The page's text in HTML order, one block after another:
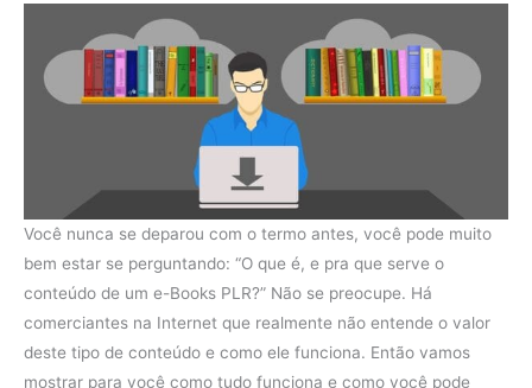
Você nunca se deparou com o termo antes, você pode muito
bem estar se perguntando: “O que é, e pra que serve o
conteúdo de um e-Books PLR?” Não se preocupe. Há
comerciantes na Internet que realmente não entende o valor
deste tipo de conteúdo e como ele funciona. Então vamos
mostrar para você como tudo funciona e como você pode